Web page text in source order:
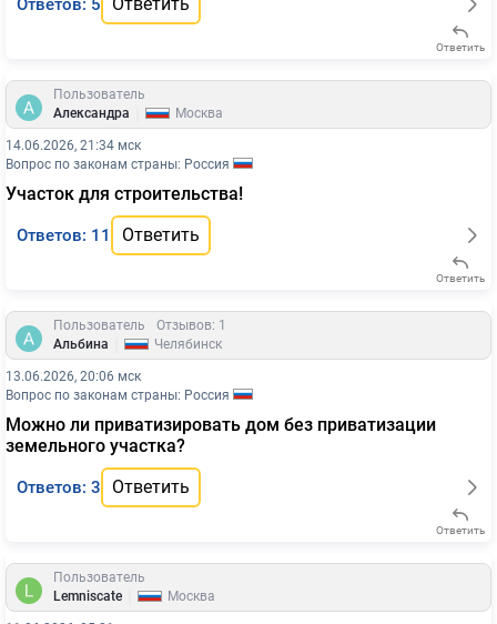
Ответов: 5
Ответить
Пользователь
Александра
Москва
14.06.2026, 21:34 мск
Вопрос по законам страны: Россия
Участок для строительства!
Ответов: 11 Ответить
Ответить
Пользователь
Отзывов: 1
Альбина
Челябинск
13.06.2026, 20:06 мск
Вопрос по законам страны: Россия
Можно ли приватизировать дом без приватизации
земельного участка?
Ответов: 3 Ответить
Ответить
Пользователь
Lemniscate
Москва